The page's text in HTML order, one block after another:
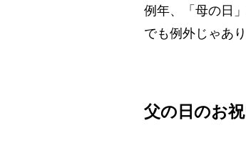
例年、「母の日
でも例外じゃあり
父の日のお